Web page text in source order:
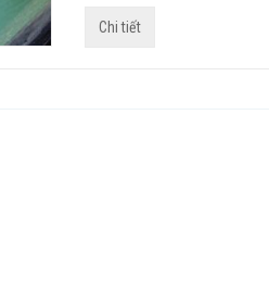
Chi tiết